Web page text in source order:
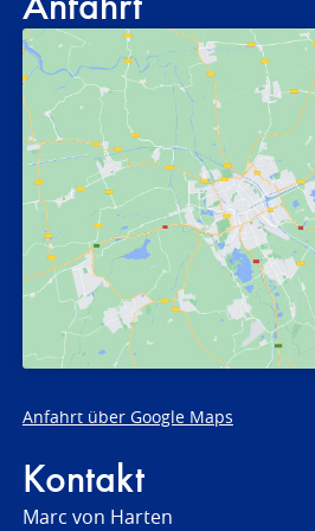
Anfahrt
Anfahrt über Google Maps
Kontakt
Marc von Harten